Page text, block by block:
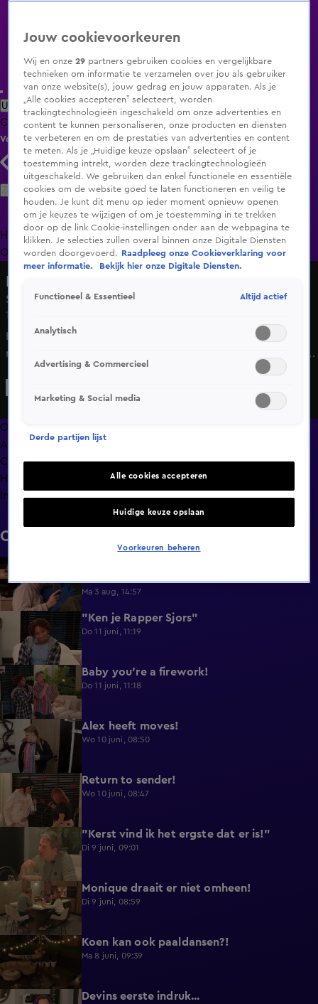
Uitzending Gemist Populaire programma's Zenders Genres
ClipsFilmsRadioSmart TV inlogShop
Volg KIJK
Zoeken
HomeUitzending Gemist Programma's De Bondgenoten
OranjezomerLivestreamsShop
Stemmen vindt Matej niet belangrijk
18 dec 2024, 14:08
Het gesprek gaat over stemmen! Matej verdiept zich hier
niet echt in en vind het ook niet heel erg belangrijk. Chiara
snapt dit niet, je stemt toch dan wil je toch ook weten
de twee daar anders over, maar zal dat dan het enige
verschil?
Overzicht
Afleveringen
Clips
Hoe is het nu met?
Info
Clips
6:32
Ma 3 aug, 14:57
0:49 "Ken je Rapper Sjors"
Do 11 juni, 11:19
0:39 Baby you're a firework!
Do 11 juni, 11:18
0:43 Alex heeft moves!
Wo 10 juni, 08:50
0:36 Return to sender!
Wo 10 juni, 08:47
"Kerst vind ik het ergste dat er is!"
Di 9 juni, 09:01
0:29 Monique draait er niet omheen!
Di 9 juni, 08:59
0:38 Koen kan ook paaldansen?!
Ma 8 juni, 09:39
0:30 Devins eerste indruk...
Jouw cookievoorkeuren
Wij en onze29 partners gebruiken cookies en vergelijkbare
technieken om informatie te verzamelen over jou als gebruiker
van onze website(s), jouw gedrag en jouw apparaten. Als je
„Alle cookies accepteren” selecteert, worden
trackingtechnologieën ingeschakeld om onze advertenties en
content te kunnen personaliseren, onze producten en diensten
te verbeteren en om de prestaties van advertenties en content
te meten. Als je „Huidige keuze opslaan” selecteert of je
toestemming intrekt, worden deze trackingtechnologieën
uitgeschakeld. We gebruiken dan enkel functionele en essentiële
cookies om de website goed te laten functioneren en veilig te
houden. Je kunt dit menu op ieder moment opnieuw openen
om je keuzes te wijzigen of om je toestemming in te trekken
door op de link Cookie-instellingen onder aan de webpagina te
klikken. Je selecties zullen overal binnen onze Digitale Diensten
worden doorgevoerd.
Raadpleeg onze Cookieverklaring voor
meer informatie.
Bekijk hier onze Digitale Diensten.
Functioneel & Essentieel Altijd actief
Analytisch
Advertising & Commercieel
Marketing & Social media
Derde partijen lijst
Alle cookies accepteren
Huidige keuze opslaan
Voorkeuren beheren